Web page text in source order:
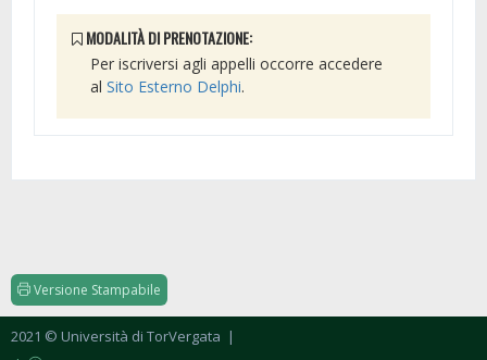
MODALITÀ DI PRENOTAZIONE:
Per iscriversi agli appelli occorre accedere
al Sito Esterno Delphi.
Versione Stampabile
2021 © Università di TorVergata |